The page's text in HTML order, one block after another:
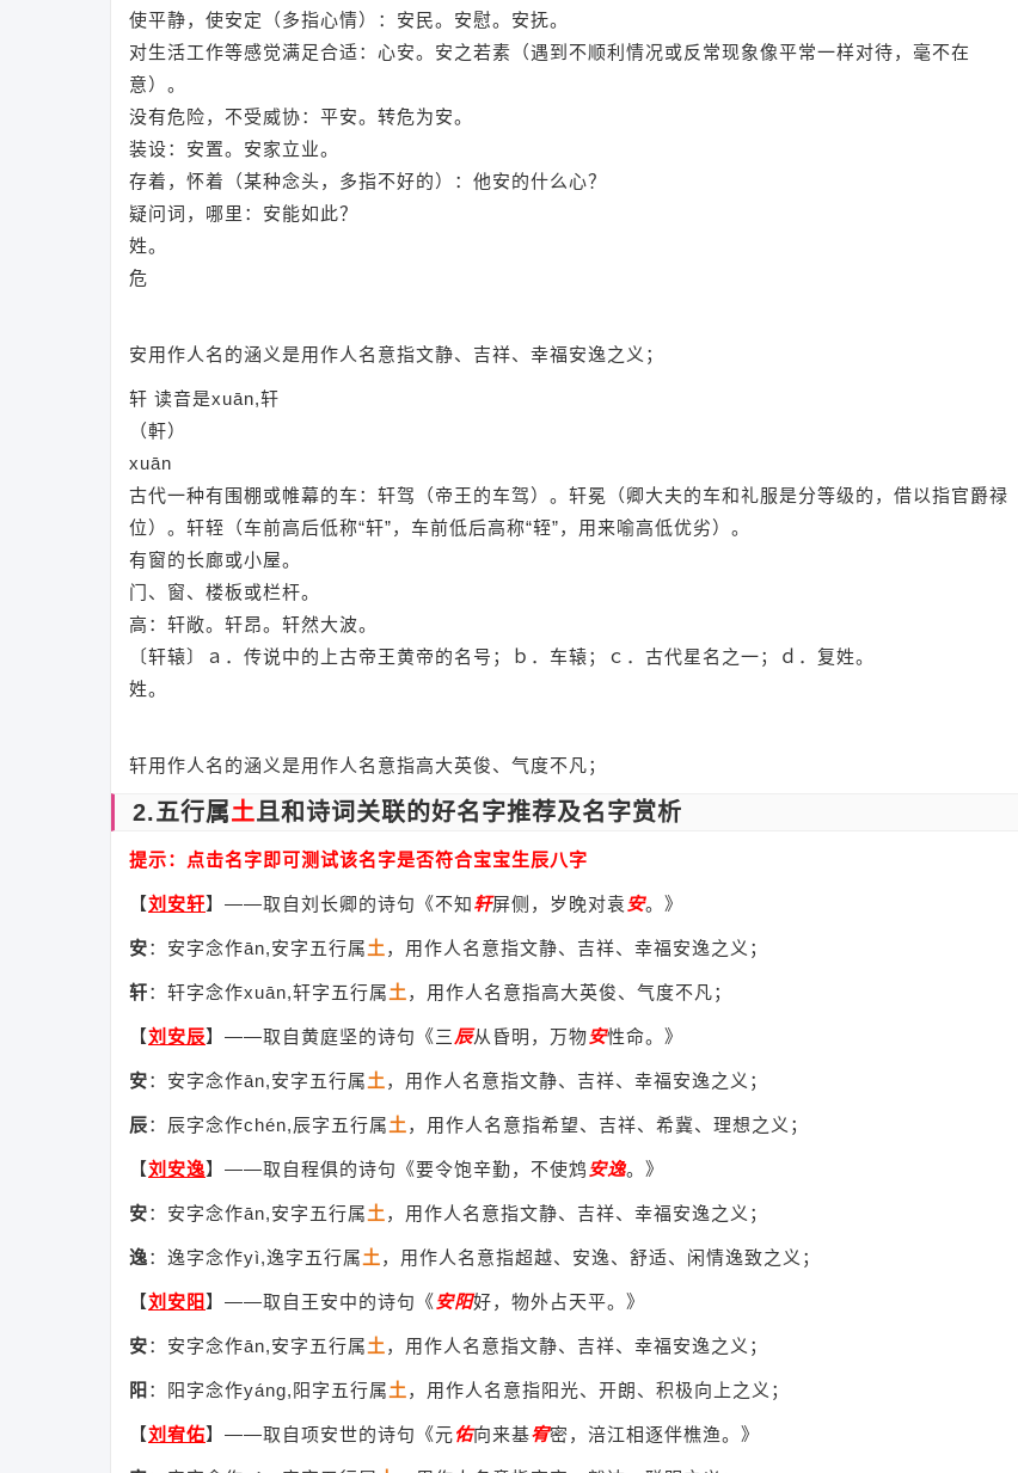
使平静，使安定（多指心情）：安民。安慰。安抚。
对生活工作等感觉满足合适：心安。安之若素（遇到不顺利情况或反常现象像平常一样对待，毫不在
意）。
没有危险，不受威协：平安。转危为安。
装设：安置。安家立业。
存着，怀着（某种念头，多指不好的）：他安的什么心？
疑问词，哪里：安能如此？
姓。
危
安用作人名的涵义是用作人名意指文静、吉祥、幸福安逸之义；
轩 读音是xuān,轩
（軒）
xuān
古代一种有围棚或帷幕的车：轩驾（帝王的车驾）。轩冕（卿大夫的车和礼服是分等级的，借以指官爵禄
位）。轩轾（车前高后低称“轩”，车前低后高称“轾”，用来喻高低优劣）。
有窗的长廊或小屋。
门、窗、楼板或栏杆。
高：轩敞。轩昂。轩然大波。
〔轩辕〕ａ．传说中的上古帝王黄帝的名号；ｂ．车辕；ｃ．古代星名之一；ｄ．复姓。
姓。
轩用作人名的涵义是用作人名意指高大英俊、气度不凡；
2.五行属土且和诗词关联的好名字推荐及名字赏析
提示：点击名字即可测试该名字是否符合宝宝生辰八字
【刘安轩】 ——取自刘长卿的诗句《不知轩屏侧，岁晚对袁 安。》
安：安字念作ān,安字五行属土 ，用作人名意指文静、吉祥、幸福安逸之义；
轩：轩字念作xuān,轩字五行属土 ，用作人名意指高大英俊、气度不凡；
【刘安辰】 ——取自黄庭坚的诗句《三辰从昏明，万物安性命。》
安：安字念作ān,安字五行属土 ，用作人名意指文静、吉祥、幸福安逸之义；
辰：辰字念作chén,辰字五行属土 ，用作人名意指希望、吉祥、希冀、理想之义；
【刘安逸】 ——取自程俱的诗句《要令饱辛勤，不使鸩 安逸。》
安：安字念作ān,安字五行属土 ，用作人名意指文静、吉祥、幸福安逸之义；
逸：逸字念作yì,逸字五行属土 ，用作人名意指超越、安逸、舒适、闲情逸致之义；
【刘安阳 】 ——取自王安中的诗句《 安阳好，物外占天平。》
安：安字念作ān,安字五行属土 ，用作人名意指文静、吉祥、幸福安逸之义；
阳 ：阳字念作yáng,阳字五行属土 ，用作人名意指阳光、开朗、积极向上之义；
【刘宥佑】 ——取自项安世的诗句《元佑向来基宥密，涪江相逐伴樵渔。》